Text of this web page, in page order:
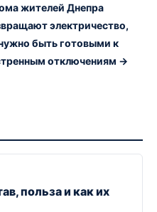
жителей Днепра
электричество,
быть готовыми к
отключениям →
польза и как их